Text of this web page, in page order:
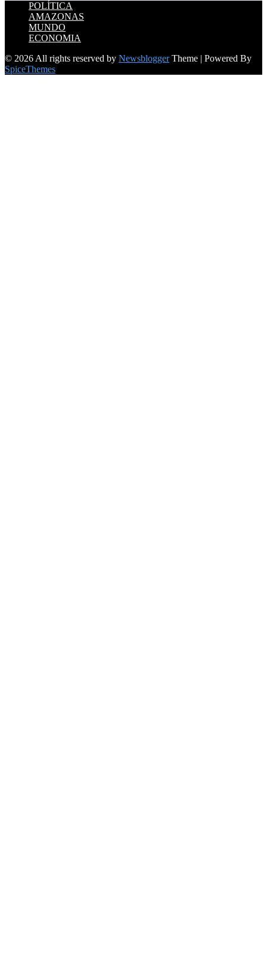
POLÍTICA
AMAZONAS
MUNDO
ECONOMIA
© 2026 All rights reserved by NewsbloggerTheme | Powered By
SpiceThemes